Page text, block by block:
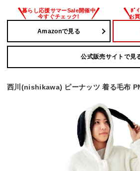
Amazonで見る
公式販売サイトで見
西川(nishikawa) ピーナッツ 着る毛布